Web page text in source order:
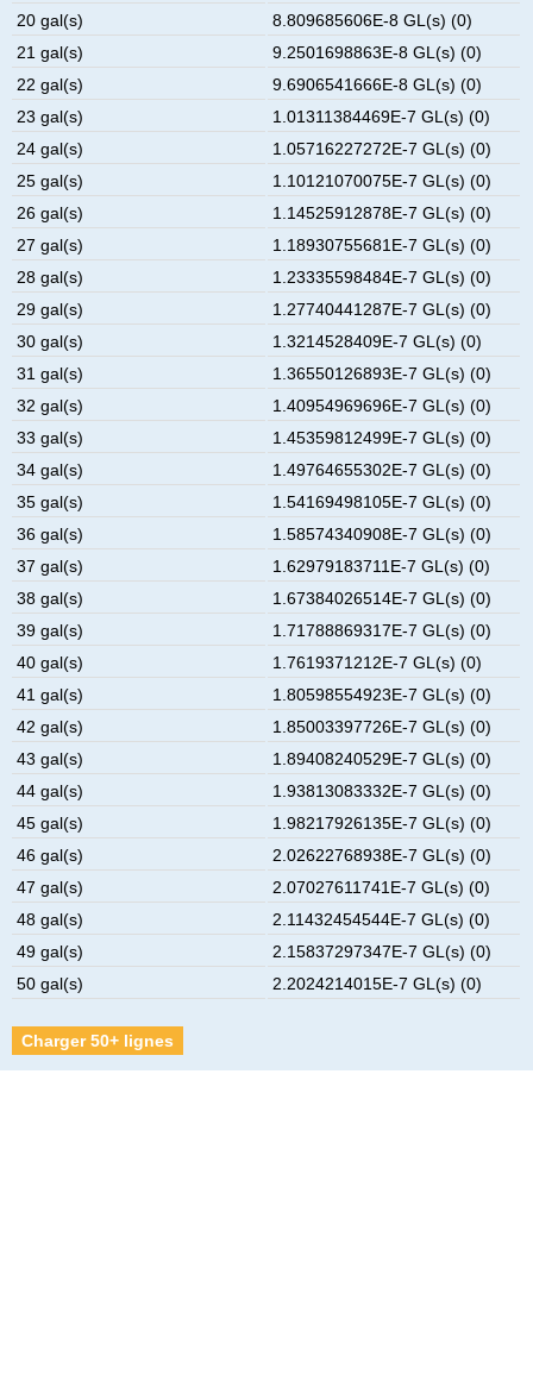
20 gal(s)
8.809685606E-8 GL(s) (0)
21 gal(s)
9.2501698863E-8 GL(s) (0)
22 gal(s)
9.6906541666E-8 GL(s) (0)
23 gal(s)
1.01311384469E-7 GL(s) (0)
24 gal(s)
1.05716227272E-7 GL(s) (0)
25 gal(s)
1.10121070075E-7 GL(s) (0)
26 gal(s)
1.14525912878E-7 GL(s) (0)
27 gal(s)
1.18930755681E-7 GL(s) (0)
28 gal(s)
1.23335598484E-7 GL(s) (0)
29 gal(s)
1.27740441287E-7 GL(s) (0)
30 gal(s)
1.3214528409E-7 GL(s) (0)
31 gal(s)
1.36550126893E-7 GL(s) (0)
32 gal(s)
1.40954969696E-7 GL(s) (0)
33 gal(s)
1.45359812499E-7 GL(s) (0)
34 gal(s)
1.49764655302E-7 GL(s) (0)
35 gal(s)
1.54169498105E-7 GL(s) (0)
36 gal(s)
1.58574340908E-7 GL(s) (0)
37 gal(s)
1.62979183711E-7 GL(s) (0)
38 gal(s)
1.67384026514E-7 GL(s) (0)
39 gal(s)
1.71788869317E-7 GL(s) (0)
40 gal(s)
1.7619371212E-7 GL(s) (0)
41 gal(s)
1.80598554923E-7 GL(s) (0)
42 gal(s)
1.85003397726E-7 GL(s) (0)
43 gal(s)
1.89408240529E-7 GL(s) (0)
44 gal(s)
1.93813083332E-7 GL(s) (0)
45 gal(s)
1.98217926135E-7 GL(s) (0)
46 gal(s)
2.02622768938E-7 GL(s) (0)
47 gal(s)
2.07027611741E-7 GL(s) (0)
48 gal(s)
2.11432454544E-7 GL(s) (0)
49 gal(s)
2.15837297347E-7 GL(s) (0)
50 gal(s)
2.2024214015E-7 GL(s) (0)
Charger 50+ lignes